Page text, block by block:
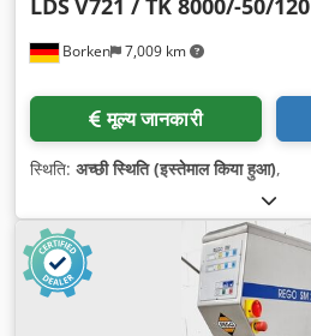
Borken 7,009 km
LDSV721 / TK 8000/-50/120
मूल्य जानकारी
स्थिति: अच्छी स्थिति (इस्तेमाल किया हुआ),